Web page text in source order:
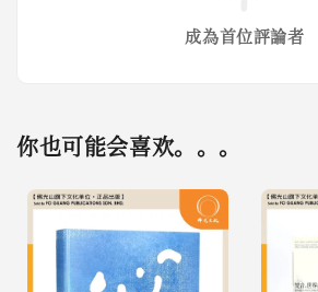
成為首位評論者
你也可能会喜欢。。。